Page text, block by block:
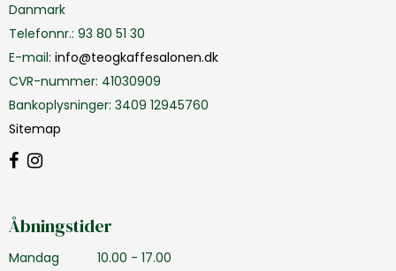
Danmark
Telefonnr.: 93 80 51 30
E-mail: info@teogkaffesalonen.dk
CVR-nummer: 41030909
Bankoplysninger: 3409 12945760
Sitemap
Åbningstider
Mandag
10.00 - 17.00